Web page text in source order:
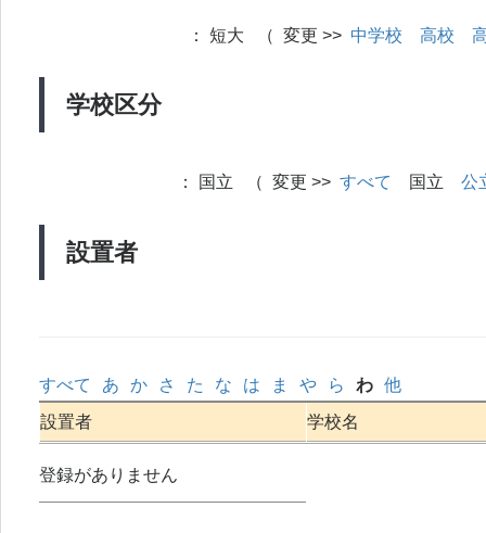
学校区分
： 短大 （ 変更 >> 中学校 高校
設置者
： 国立 （ 変更 >> すべて 国立 公
すべて あ か さ た な は ま や ら わ 他
設置者
学校名
登録がありません